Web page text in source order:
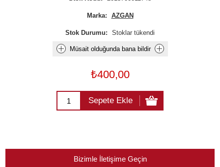
Marka: AZGAN
Stok Durumu: Stoklar tükendi
Müsait olduğunda bana bildir
₺400,00
Sepete Ekle
Bizimle İletişime Geçin